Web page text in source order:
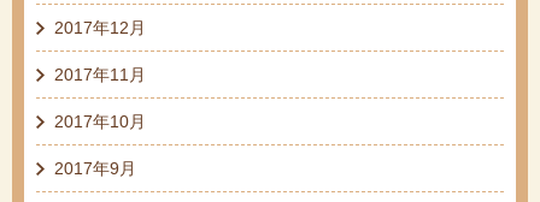
2017年12月
2017年11月
2017年10月
2017年9月